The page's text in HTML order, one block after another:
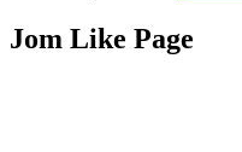
Jom Like Page